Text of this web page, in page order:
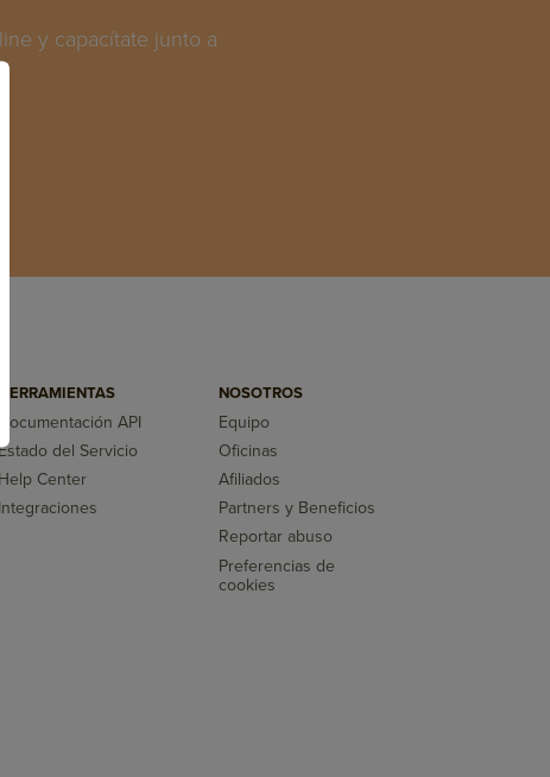
y capacítate junto a
HERRAMIENTAS
Documentación API
del Servicio
Help Center
Integraciones
NOSOTROS
Equipo
Oficinas
Afiliados
Partners y Beneficios
Reportar abuso
Preferencias de
cookies